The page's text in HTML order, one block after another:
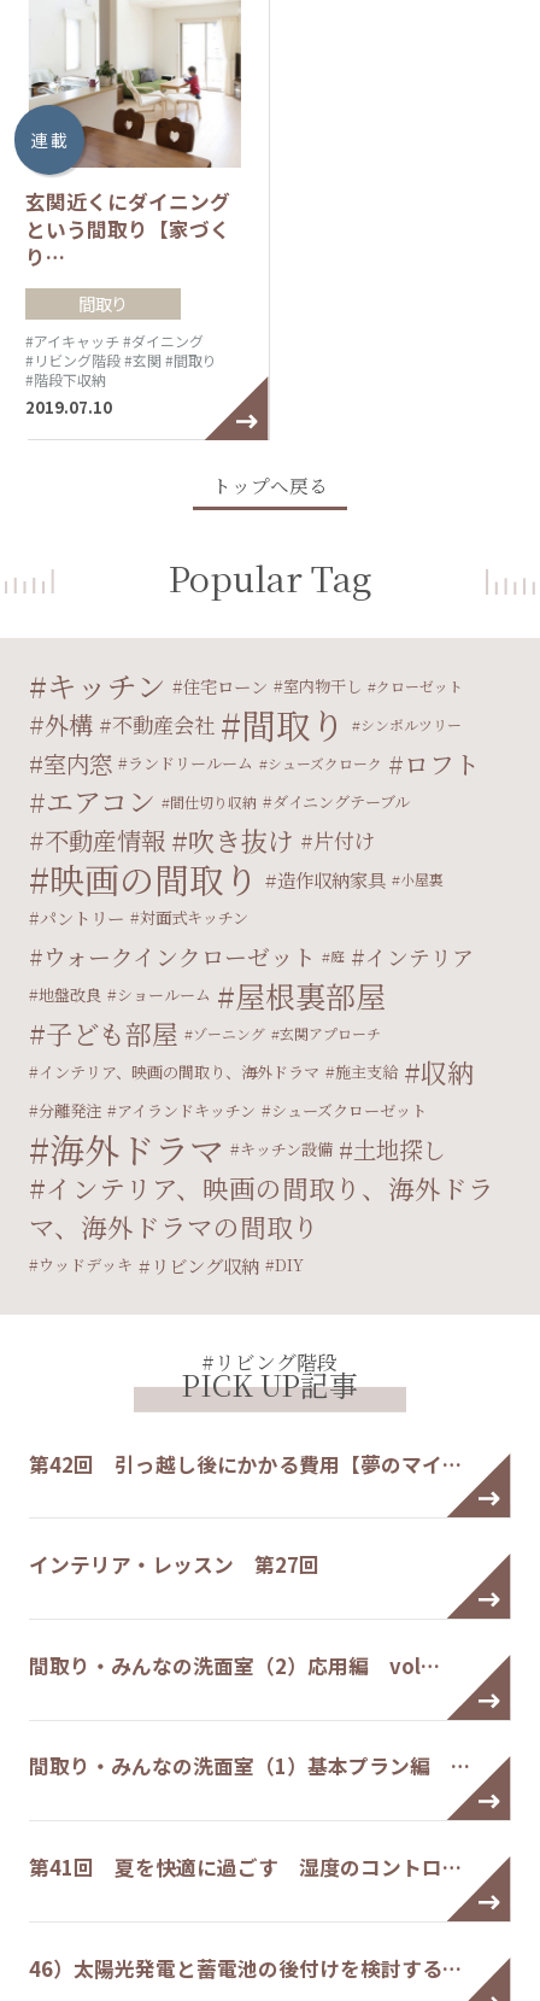
連 載
玄関近くにダイニング
という間取り【家づく
り…
間取り
#アイキャッチ#ダイニング
#リビング階段#玄関 #間取り
#階段下収納
2019.07.10
トップへ戻る
Popular Tag
キッチン 住宅ローン 室内物干し クローゼット
外構 不動産会社 間取り シンボルツリー
室内窓 ランドリールーム シューズクローク ロフト
エアコン 間仕切り収納 ダイニングテーブル
不動産情報 吹き抜け 片付け
映画の間取り 造作収納家具 小屋裏
パントリー 対面式キッチン
ウォークインクローゼット 庭 インテリア
地盤改良 ショールーム 屋根裏部屋
子ども部屋 ゾーニング 玄関アプローチ
インテリア、映画の間取り、海外ドラマ 施主支給 収納
分離発注 アイランドキッチン シューズクローゼット
海外ドラマ キッチン設備 土地探し
インテリア、映画の間取り、海外ドラ
マ、海外ドラマの間取り
ウッドデッキ リビング収納 DIY
#リビング階段
PICK UP記事
第42回 引っ越し後にかかる費用【夢のマイ…
インテリア・レッスン 第27回
間取り・みんなの洗面室（2）応用編 vol…
間取り・みんなの洗面室（1）基本プラン編 …
第41回 夏を快適に過ごす 湿度のコントロ…
46）太陽光発電と蓄電池の後付けを検討する…